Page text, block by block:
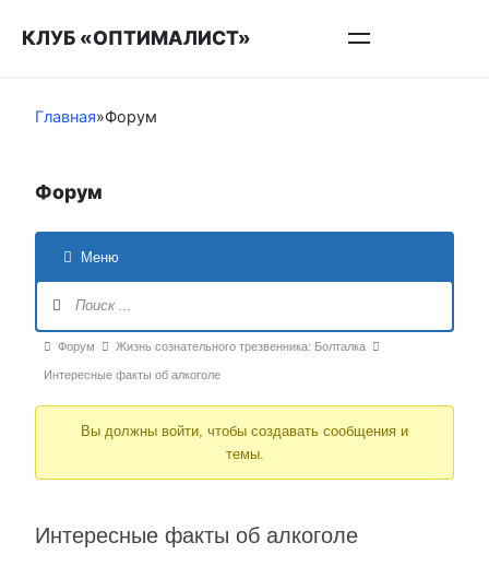
КЛУБ «ОПТИМАЛИСТ»
Главная»Форум
Форум
Меню
Форума
Форум
breadcrumbs
Форум Жизнь сознательного трезвенника: Болталка
Интересные факты об алкоголе
Вы должны войти, чтобы создавать сообщения и
темы.
Интересные факты об алкоголе